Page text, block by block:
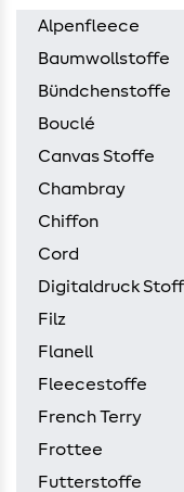
Alpenfleece
Baumwollstoffe
Bündchenstoffe
Bouclé
Canvas Stoffe
Chambray
Chiffon
Cord
Digitaldruck
Filz
Flanell
Fleecestoffe
French Terry
Frottee
Futterstoffe